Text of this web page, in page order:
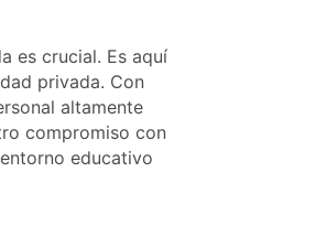
es crucial. Es aquí
privada. Con
altamente
compromiso con
educativo